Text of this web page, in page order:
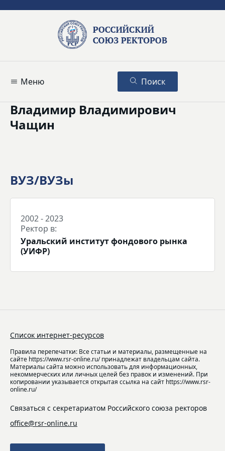
Меню Поиск
Владимир Владимирович
Чащин
ВУЗ/ВУЗы
2002 - 2023
Ректор в:
Уральский институт фондового рынка
(УИФР)
Список интернет-ресурсов
Правила перепечатки: Все статьи и материалы, размещенные на
сайте https://www.rsr-online.ru/ принадлежат владельцам сайта.
Материалы сайта можно использовать для информационных,
некоммерческих или личных целей без правок и изменений. При
копировании указывается открытая ссылка на сайт https://www.rsr-
online.ru/
Связаться с секретариатом Российского союза ректоров
office@rsr-online.ru